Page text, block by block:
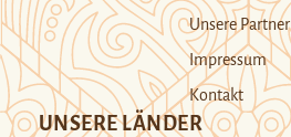
Unsere Partner
Impressum
Kontakt
UNSERE LÄNDER